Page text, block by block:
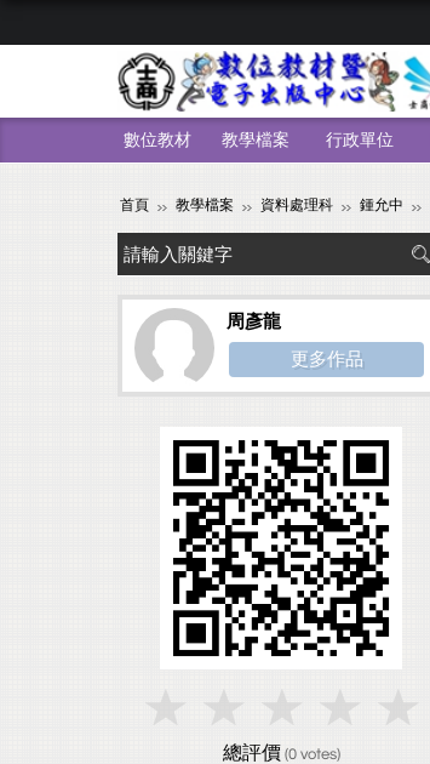
數位教材 教學檔案 行政單位
首頁 教學檔案 資料處理科 鍾允中
周彥龍
更多作品
總評價 (0votes)